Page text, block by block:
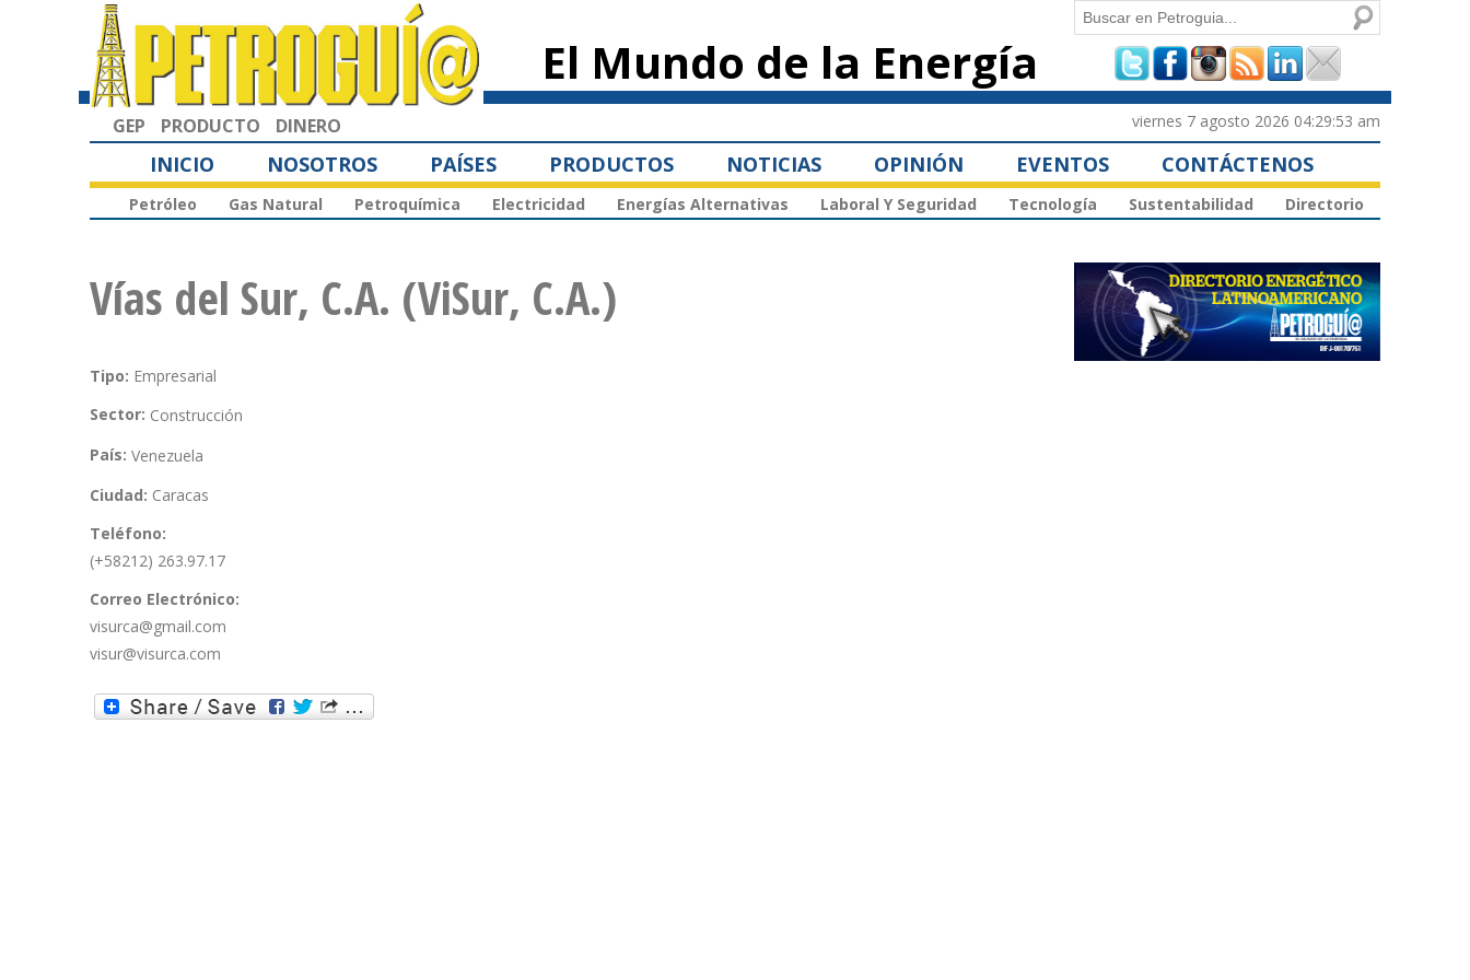
principal
El Mundo de la Energía
Formulario de
búsqueda
Buscar
GEP PRODUCTO DINERO viernes 7 agosto 2026 04:29:53 am
INICIO NOSOTROS PAÍSES PRODUCTOS NOTICIAS OPINIÓN EVENTOS CONTÁCTENOS
Petróleo Gas Natural Petroquímica Electricidad Energías Alternativas Laboral Y Seguridad Tecnología Sustentabilidad Directorio
Vías del Sur, C.A. (ViSur, C.A.)
Tipo: Empresarial
Sector: Construcción
País: Venezuela
Ciudad: Caracas
Teléfono:
(+58212) 263.97.17
Correo Electrónico:
visurca@gmail.com
visur@visurca.com